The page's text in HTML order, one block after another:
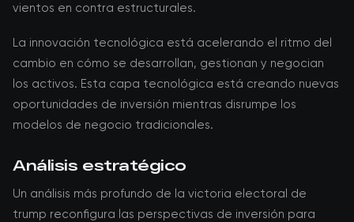
vientos en contra estructurales.
La innovación tecnológica está acelerando el ritmo del
cambio en cómo se desarrollan, gestionan y negocian
los activos. Esta capa tecnológica está creando nuevas
oportunidades de inversión mientras disrumpe los
modelos de negocio tradicionales.
Análisis estratégico
Un análisis más profundo de la victoria electoral de
trump reconfigura las perspectivas de inversión para